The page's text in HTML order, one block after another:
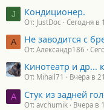
J Кондиционер.
От: JustDoc Сегодня в
А Не заводится с
От: Александр186
Кинотеатр и др...
От: Mihail71 Вчера в
A Стук из задней
От: avchumik Вчера в